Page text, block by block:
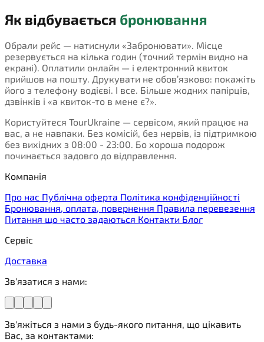
Як відбувається бронювання
Обрали рейс — натиснули «Забронювати». Місце
резервується на кілька годин (точний термін видно на
екрані). Оплатили онлайн — і електронний квиток
прийшов на пошту. Друкувати не обов’язково: покажіть
його з телефону водієві. І все. Більше жодних папірців,
дзвінків і «а квиток-то в мене є?».
Користуйтеся TourUkraine — сервісом, який працює на
вас, а не навпаки. Без комісій, без нервів, із підтримкою
без вихідних з 08:00 - 23:00. Бо хороша подорож
починається задовго до відправлення.
Компанія
Про нас Публічна оферта Політика конфіденційності
Бронювання, оплата, повернення Правила перевезення
Питання що часто задаються Контакти Блог
Сервіс
Доставка
Зв'язатися з нами:
Зв'яжіться з нами з будь-якого питання, що цікавить
Вас, за контактами: